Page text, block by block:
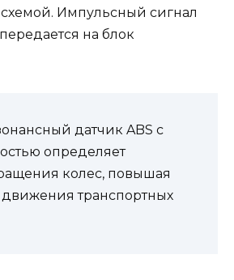
схемой. Импульсный сигнал
на блок
датчик ABS с
определяет
колес, повышая
движения транспортных